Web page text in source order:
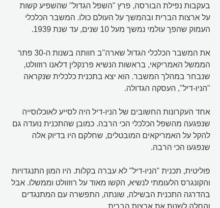
בעקבות נפילת הבורסה, פרץ "השפל הגדול" שהשפיע קשות
על ארצות הברית ובהמשך על העולם כולו. המשבר הכלכלי
העמוק שהפך עולמי נמשך מעל 10 שנים, עד שנת 1939.
את המשבר הכלכלי הגדול שארה"ב חוותה בשנות ה-30 פתר
הממשל האמריקאי, בראשות הנשיא פרנקלין דלאנו רוזוולט,
שנבחר במהלך המשבר. הוא יצא בתכנית כלכלית שנקראה
"הניו-דיל", העסקה הגדולה.
אחד העקרונות החשובים של הניו-דיל היה לסייע לאוכלוסייה
שנפגעה מהשפל הכלכלי הכי הרבה. כמובן שהתכנית נועדה גם
להקל על האמריקאים המובטלים, שחלקם היו בדיוק אלה
שנפגעו הכי הרבה.
פוליטית, תכנית "הניו-דיל" לא עברה בקלות. היו המון התנגדויות
והקונגרס הלעומתי לנשיא, הקשו מאוד על רוזוולט וממשלו. אבל
בהדרגה התכנית הבשילה, שונתה, התפשרה עם המתנגדים
והחלה לשנות את ארצות הברית.